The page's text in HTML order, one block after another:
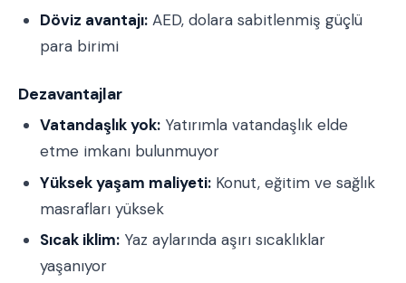
Döviz avantajı: AED, dolara sabitlenmiş güçlü
para birimi
Dezavantajlar
Vatandaşlık yok: Yatırımla vatandaşlık elde
etme imkanı bulunmuyor
Yüksek yaşam maliyeti: Konut, eğitim ve sağlık
masrafları yüksek
Sıcak iklim: Yaz aylarında aşırı sıcaklıklar
yaşanıyor